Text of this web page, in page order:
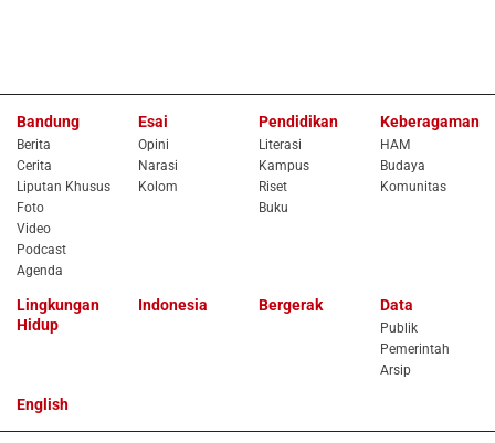
Bandung
Berita
Cerita
Liputan Khusus
Foto
Video
Podcast
Agenda
Esai
Opini
Narasi
Kolom
Pendidikan
Literasi
Kampus
Riset
Buku
Keberagaman
HAM
Budaya
Komunitas
Lingkungan
Hidup
Indonesia Bergerak Data
Publik
Pemerintah
Arsip
English